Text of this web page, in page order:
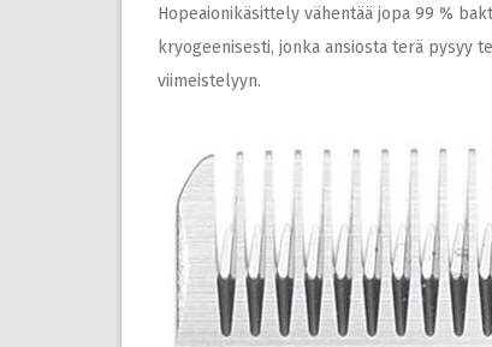
Hopeaionikäsittely vähentää jopa 99 %
kryogeenisesti, jonka ansiosta terä pysyy
viimeistelyyn.